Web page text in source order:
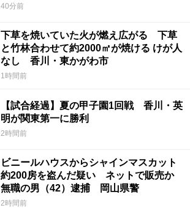
40分前
下草を焼いていた火が燃え広がる 下草
と竹林合わせて約2000㎡が焼ける けが人
なし 香川・東かがわ市
1時間前
【試合経過】夏の甲子園1回戦 香川・英
明が関東第一に勝利
2時間前
ビニールハウスからシャインマスカット
約200房を盗んだ疑い ネットで販売か
無職の男（42）逮捕 岡山県警
2時間前